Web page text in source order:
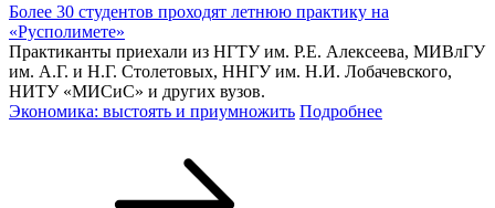
Более 30 студентов проходят летнюю практику на
«Русполимете»
Практиканты приехали из НГТУ им. Р.Е. Алексеева, МИВлГУ
им. А.Г. и Н.Г. Столетовых, ННГУ им. Н.И. Лобачевского,
НИТУ «МИСиС» и других вузов.
Экономика: выстоять и приумножить Подробнее